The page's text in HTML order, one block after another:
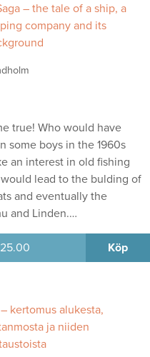
– the tale of a ship, a
company and its
true! Who would have
some boys in the 1960s
an interest in old fishing
lead to the bulding of
and eventually the
and Linden.…
25.00 Köp
kertomus alukesta,
ja niiden